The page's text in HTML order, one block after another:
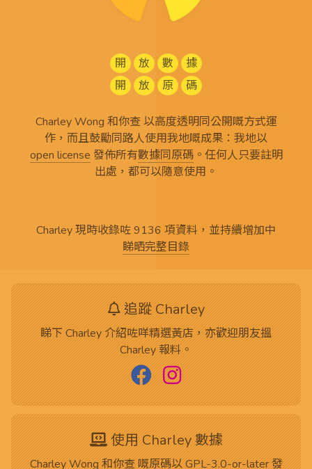
開 放 數
據
開
放 原 碼
Charley Wong 和你查 以高度透明同公開嘅方式運
作，而且鼓勵同路人使用我地嘅成果：我地以
open license 發佈所有數據同原碼。任何人只要註明
出處，都可以隨意使用。
Charley 現時收錄咗 9136 項資料，並持續增加中
睇晒完整目錄
追蹤 Charley
睇下 Charley 介紹咗咩精選黃店，亦歡迎朋友搵
Charley 報料。
使用 Charley 數據
Charley Wong 和你查 嘅原碼以GPL-3.0-or-later發